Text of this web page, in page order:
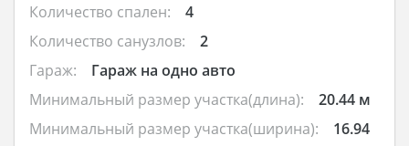
Количество спален:
4
Количество санузлов:
2
Гараж:
Гараж на одно авто
Минимальный размер участка(длина):
20.44 м
Минимальный размер участка(ширина):
16.94